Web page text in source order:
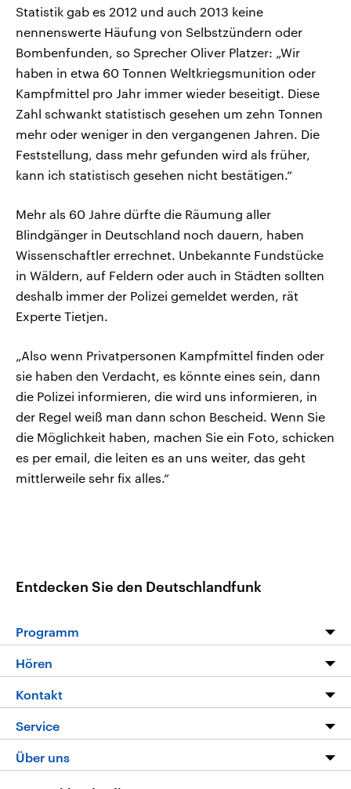
Statistik gab es 2012 und auch 2013 keine
nennenswerte Häufung von Selbstzündern oder
Bombenfunden, so Sprecher Oliver Platzer: „Wir
haben in etwa 60 Tonnen Weltkriegsmunition oder
Kampfmittel pro Jahr immer wieder beseitigt. Diese
Zahl schwankt statistisch gesehen um zehn Tonnen
mehr oder weniger in den vergangenen Jahren. Die
Feststellung, dass mehr gefunden wird als früher,
kann ich statistisch gesehen nicht bestätigen.“
Mehr als 60 Jahre dürfte die Räumung aller
Blindgänger in Deutschland noch dauern, haben
Wissenschaftler errechnet. Unbekannte Fundstücke
in Wäldern, auf Feldern oder auch in Städten sollten
deshalb immer der Polizei gemeldet werden, rät
Experte Tietjen.
„Also wenn Privatpersonen Kampfmittel finden oder
sie haben den Verdacht, es könnte eines sein, dann
die Polizei informieren, die wird uns informieren, in
der Regel weiß man dann schon Bescheid. Wenn Sie
die Möglichkeit haben, machen Sie ein Foto, schicken
es per email, die leiten es an uns weiter, das geht
mittlerweile sehr fix alles.“
Entdecken Sie den Deutschlandfunk
Programm
Programm
Die Nachrichten
Nachrichtenleicht
Neue Beiträge auf dlf.de
Hören
Livestream
Podcasts
Deutschlandfunk App
Kontakt
Hörerservice
Service
FAQ
Über uns